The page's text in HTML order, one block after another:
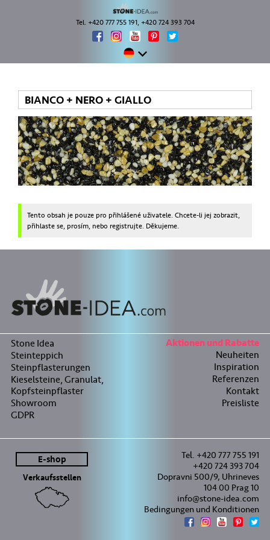
Tel. +420 777 755 191, +420 724 393 704
BIANCO + NERO + GIALLO
Tento obsah je pouze pro přihlášené uživatele. Chcete-li jej zobrazit,
přihlaste se, prosím, nebo registrujte. Děkujeme.
Stone Idea
Steinteppich
Steinpflasterungen
Kieselsteine, Granulat,
Kopfsteinpflaster
Showroom
GDPR
Aktionen und Rabatte
Neuheiten
Inspiration
Referenzen
Kontakt
Preisliste
E-shop
Verkaufsstellen
Tel. +420 777 755 191
+420 724 393 704
Dopravni 500/9, Uhrineves
104 00 Prag 10
info@stone-idea.com
Bedingungen und Konditionen